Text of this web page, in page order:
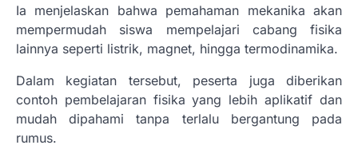
Ia menjelaskan bahwa pemahaman mekanika akan
mempermudah siswa mempelajari cabang fisika
lainnya seperti listrik, magnet, hingga termodinamika.
Dalam kegiatan tersebut, peserta juga diberikan
contoh pembelajaran fisika yang lebih aplikatif dan
mudah dipahami tanpa terlalu bergantung pada
rumus.